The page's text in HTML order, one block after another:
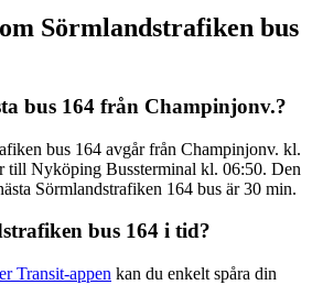
Sörmlandstrafiken bus
bus 164 från Champinjonv.?
bus 164 avgår från Champinjonv. kl.
till Nyköping Bussterminal kl. 06:50. Den
Sörmlandstrafiken 164 bus är 30 min.
bus 164 i tid?
Transit-appen kan du enkelt spåra din